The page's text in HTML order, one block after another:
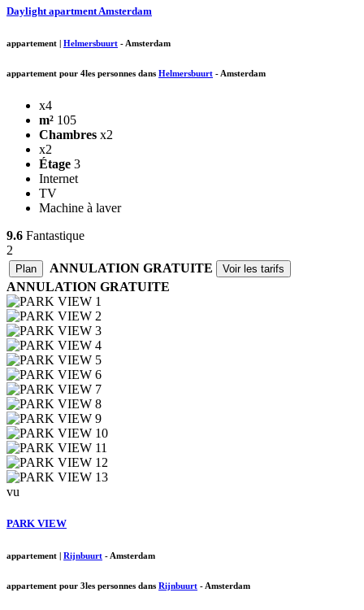
Daylight apartment Amsterdam
appartement Helmersbuurt - Amsterdam
appartement pour 4les personnes dans Helmersbuurt - Amsterdam
x4
m² 105
Chambres x2
x2
Étage 3
Internet
TV
Machine à laver
9.6 Fantastique
2
Plan ANNULATION GRATUITE Voir les tarifs
ANNULATION GRATUITE
vu
PARK VIEW
appartement Rijnbuurt - Amsterdam
appartement pour 3les personnes dans Rijnbuurt - Amsterdam